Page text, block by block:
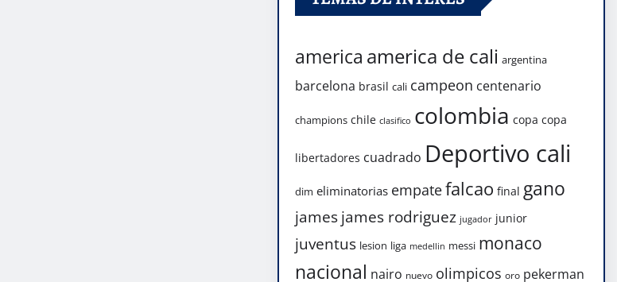
america america de cali argentina
barcelona brasil cali campeon centenario
champions chile clasifico colombia copa copa
libertadores cuadrado Deportivo cali
dim eliminatorias empatefalcao final gano
james james rodriguez jugador junior
juventus lesion liga medellin messi monaco
nacional nairo nuevo olimpicos oro pekerman